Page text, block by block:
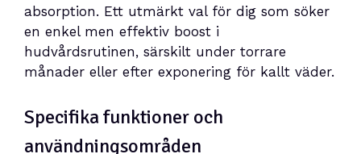
absorption. Ett utmärkt val för dig som söker
en enkel men effektiv boost i
hudvårdsrutinen, särskilt under torrare
månader eller efter exponering för kallt väder.
Specifika funktioner och
användningsområden